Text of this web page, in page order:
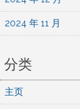
2024 年 11 月
分类
主页